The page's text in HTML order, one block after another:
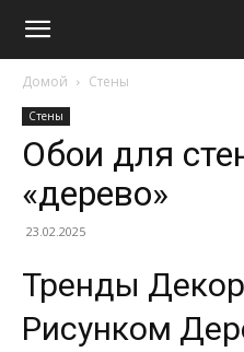
Домой Стены
Стены
Обои для
«дерево»
23.02.2025
Тренды
Рисунком